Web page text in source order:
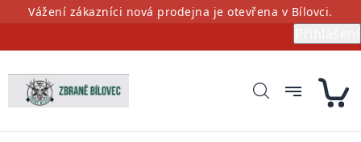
PřejítVážení zákazníci nová prodejna je otevřena v Bílovci.